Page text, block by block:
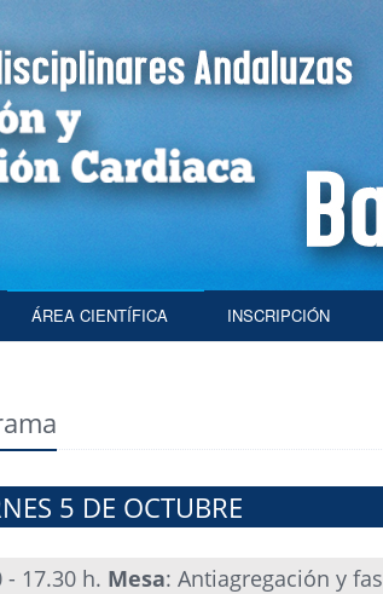
ÁREA CIENTÍFICA INSCRIPCIÓN
5 DE OCTUBRE
- 17.30 h. Mesa: Antiagregación y